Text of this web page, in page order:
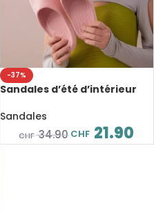
-37%
Sandales d’été d’intérieur
homme, antidérapantes
Sandales
CHF34.90 CHF 21.90